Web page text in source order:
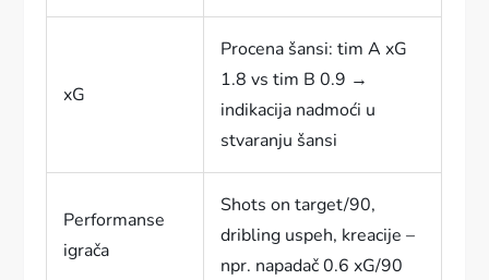
xG
Procena šansi: tim A xG
1.8 vs tim B 0.9 →
indikacija nadmoći u
stvaranju šansi
Performanse
igrača
Shots on target/90,
dribling uspeh, kreacije –
npr. napadač 0.6 xG/90